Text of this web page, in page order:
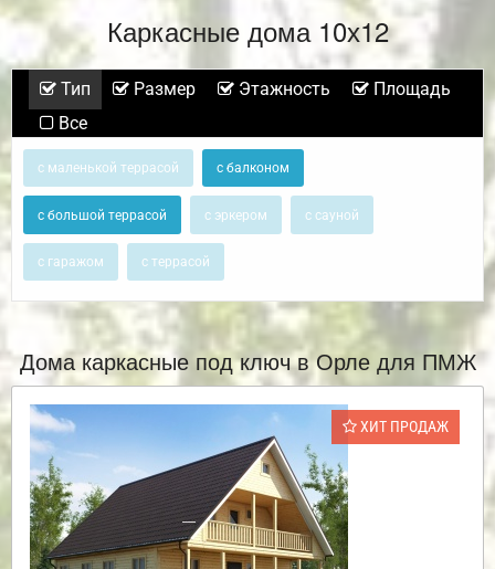
Каркасные дома 10х12
Тип Размер Этажность
Площадь
Все
с маленькой террасой с балконом
с большой террасой с эркером с сауной
с гаражом с террасой
Дома каркасные под ключ в Орле для ПМЖ
ХИТ ПРОДАЖ